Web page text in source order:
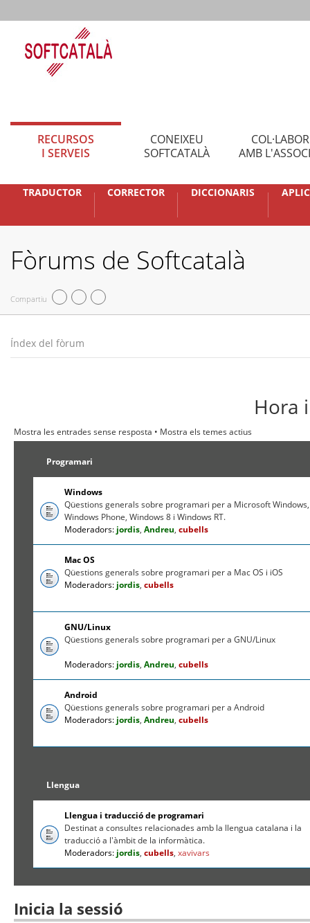
RECURSOS
I SERVEIS
CONEIXEU
SOFTCATALÀ
AMB
TRADUCTOR CORRECTOR DICCIONARIS
Fòrums de Softcatalà
Compartiu
Índex del fòrum
Hora
Mostra les entrades sense resposta • Mostra els temes actius
Programari
Windows
Qüestions generals sobre programari per a Microsoft Windows,
Windows Phone, Windows 8 i Windows RT.
Moderadors: jordis,Andreu,cubells
Mac OS
Qüestions generals sobre programari per a Mac OS i iOS
Moderadors: jordis,cubells
GNU/Linux
Qüestions generals sobre programari per a GNU/Linux
Moderadors: jordis,Andreu,cubells
Android
Qüestions generals sobre programari per a Android
Moderadors: jordis,Andreu,cubells
Llengua
Llengua i traducció de programari
Destinat a consultes relacionades amb la llengua catalana i la
traducció a l'àmbit de la informàtica.
Moderadors: jordis,cubells,xavivars
Inicia la sessió